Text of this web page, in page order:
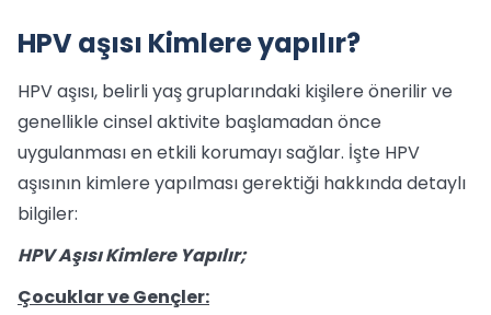
HPV aşısı Kimlere yapılır?
HPV aşısı, belirli yaş gruplarındaki kişilere önerilir ve
genellikle cinsel aktivite başlamadan önce
uygulanması en etkili korumayı sağlar. İşte HPV
aşısının kimlere yapılması gerektiği hakkında detaylı
bilgiler:
HPV Aşısı Kimlere Yapılır;
Çocuklar ve Gençler: